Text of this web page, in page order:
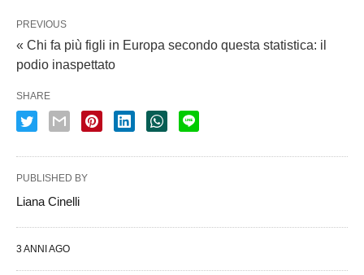
PREVIOUS
« Chi fa più figli in Europa secondo questa statistica: il
podio inaspettato
SHARE
PUBLISHED BY
Liana Cinelli
3 ANNI AGO